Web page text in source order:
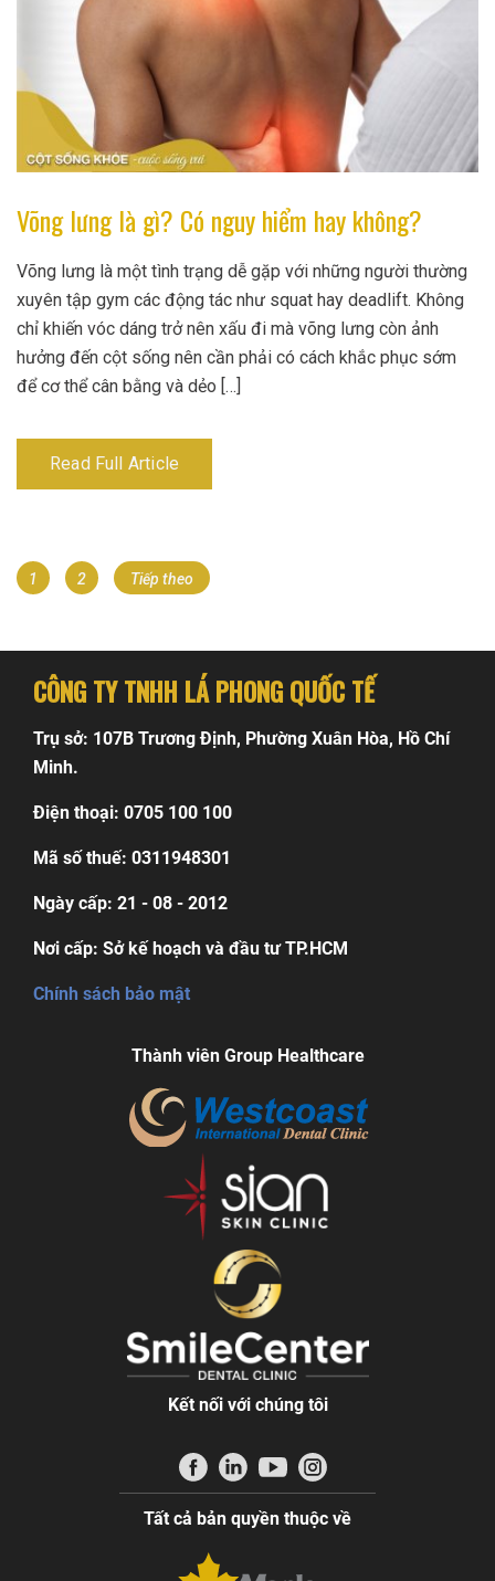
Võng lưng là gì? Có nguy hiểm hay không?
Võng lưng là một tình trạng dễ gặp với những người thường
xuyên tập gym các động tác như squat hay deadlift. Không
chỉ khiến vóc dáng trở nên xấu đi mà võng lưng còn ảnh
hưởng đến cột sống nên cần phải có cách khắc phục sớm
để cơ thể cân bằng và dẻo […]
Read Full Article
Điều
bài
viết
Page
1 Page
2 Tiếp theo
CÔNG TY TNHH LÁ PHONG QUỐC TẾ
Trụ sở: 107B Trương Định, Phường Xuân Hòa, Hồ Chí
Minh.
Điện thoại: 0705 100 100
Mã số thuế: 0311948301
Ngày cấp: 21 - 08 - 2012
Nơi cấp: Sở kế hoạch và đầu tư TP.HCM
Chính sách bảo mật
Thành viên Group Healthcare
Kết nối với chúng tôi
Tất cả bản quyền thuộc về